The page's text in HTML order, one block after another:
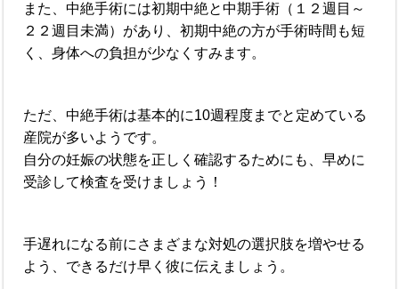
また、中絶手術には初期中絶と中期手術（１２週目～
２２週目未満）があり、初期中絶の方が手術時間も短
く、身体への負担が少なくすみます。
ただ、中絶手術は基本的に10週程度までと定めている
産院が多いようです。
自分の妊娠の状態を正しく確認するためにも、早めに
受診して検査を受けましょう！
手遅れになる前にさまざまな対処の選択肢を増やせる
よう、できるだけ早く彼に伝えましょう。